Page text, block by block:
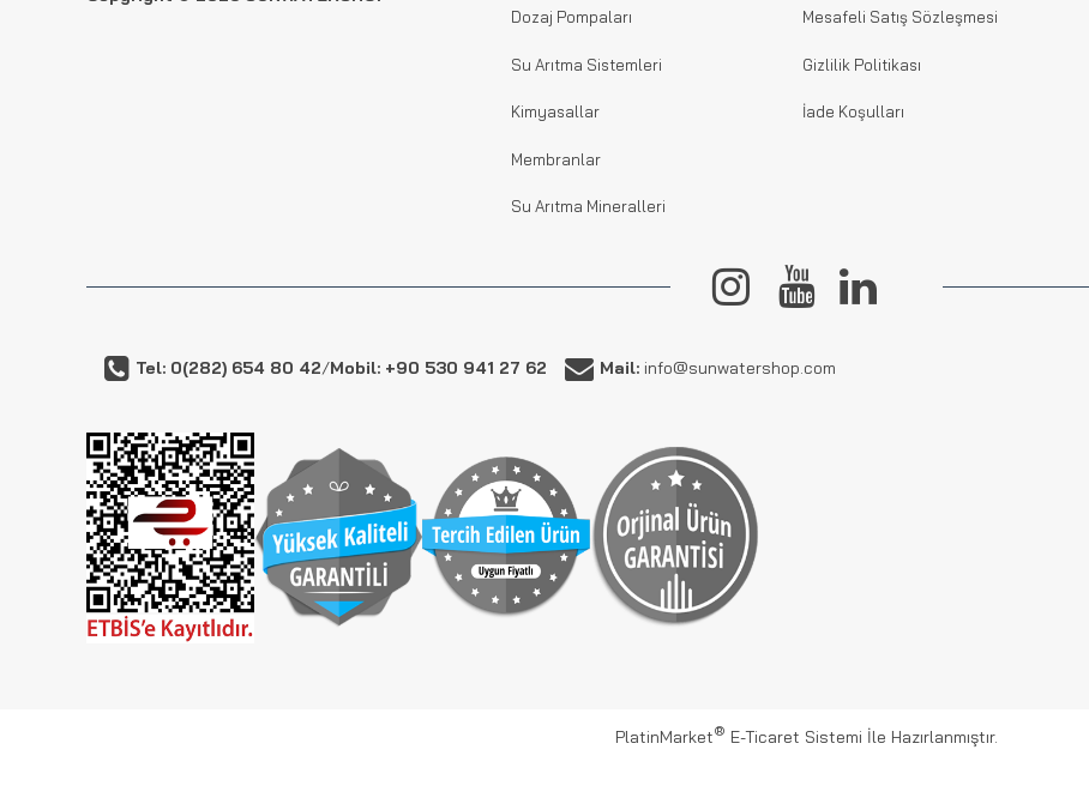
Dozaj Pompaları
Su Arıtma Sistemleri
Kimyasallar
Membranlar
Su Arıtma Mineralleri
Mesafeli Satış Sözleşmesi
Gizlilik Politikası
İade Koşulları
Tel: 0(282) 654 80 42/Mobil: +90 530 941 27 62 Mail: info@sunwatershop.com
PlatinMarket® E-Ticaret Sistemi İle Hazırlanmıştır.